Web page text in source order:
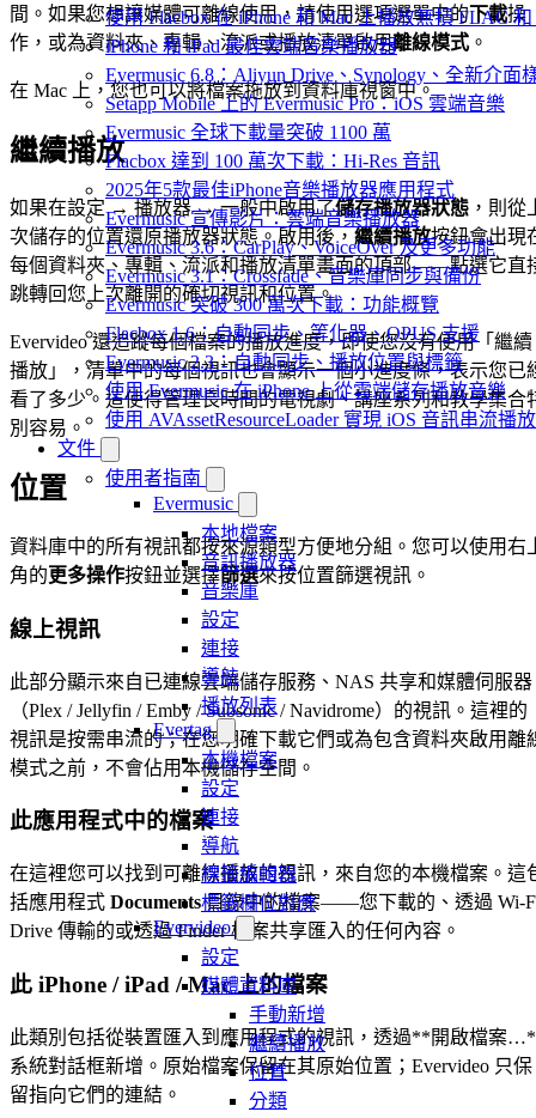
使用 Flacbox 在 iPhone 和 Mac 上播放無損 FLAC
iPhone 和 iPad 最佳雲端音樂播放器
Evermusic 6.8：Aliyun Drive、Synology、全新介面
Setapp Mobile 上的 Evermusic Pro：iOS 雲端音樂
Evermusic 全球下載量突破 1100 萬
Flacbox 達到 100 萬次下載：Hi-Res 音訊
2025年5款最佳iPhone音樂播放器應用程式
Evermusic 宣傳影片：雲端音樂播放器
Evermusic 3.6：CarPlay、VoiceOver 及更多功能
Evermusic 3.1：Crossfade、音樂庫同步與備份
Evermusic 突破 300 萬次下載：功能概覽
Flacbox 1.6：自動同步、等化器、OPUS 支援
Evermusic 2.3：自動同步、播放位置與標籤
使用 Evermusic 在 iPhone 上從雲端儲存播放音樂
使用 AVAssetResourceLoader 實現 iOS 音訊串流播放
文件
使用者指南
Evermusic
本地檔案
音訊播放器
音樂庫
設定
連接
導航
播放列表
Evertag
本機檔案
設定
連接
導航
標籤編輯器
標籤欄位對應
Evervideo
設定
媒體資料庫
手動新增
繼續播放
位置
分類
間。如果您想讓媒體可離線使用，請使用選項選單中的下載操
作，或為資料夾、專輯、流派或播放清單啟用離線模式 。
在 Mac 上，您也可以將檔案拖放到資料庫視窗中。
繼續播放
如果在設定 → 播放器 → 一般中啟用了儲存播放器狀態 ，則從
次儲存的位置還原播放器狀態。啟用後， 繼續播放按鈕會出現
每個資料夾、專輯、流派和播放清單畫面的頂部——點選它直
跳轉回您上次離開的確切視訊和位置。
Evervideo 還追蹤每個檔案的播放進度，即使您沒有使用「繼續
播放」，清單中的每個視訊也會顯示一個小進度條，表示您已
看了多少。這使得管理長時間的電視劇、講座系列和教學集合
別容易。
位置
資料庫中的所有視訊都按來源類型方便地分組。您可以使用右
角的更多操作按鈕並選擇篩選來按位置篩選視訊。
線上視訊
此部分顯示來自已連線雲端儲存服務、NAS 共享和媒體伺服器
（Plex / Jellyfin / Emby / Subsonic / Navidrome）的視訊。這裡的
視訊是按需串流的；在您明確下載它們或為包含資料夾啟用離
模式之前，不會佔用本機儲存空間。
此應用程式中的檔案
在這裡您可以找到可離線播放的視訊，來自您的本機檔案。這
括應用程式 Documents目錄中的檔案——您下載的、透過 Wi-
Drive 傳輸的或透過 Finder 檔案共享匯入的任何內容。
此 iPhone / iPad / Mac 上的檔案
此類別包括從裝置匯入到應用程式的視訊，透過**開啟檔案
系統對話框新增。原始檔案保留在其原始位置；Evervideo 只保
留指向它們的連結。